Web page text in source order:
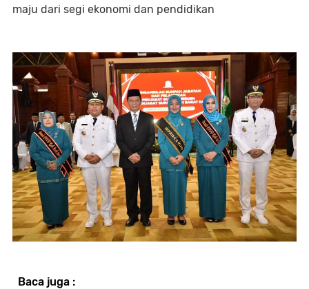
maju dari segi ekonomi dan pendidikan
Baca juga :